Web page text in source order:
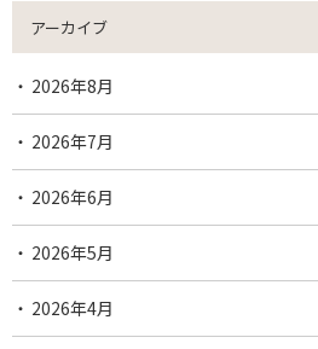
アーカイブ
2026年8月
2026年7月
2026年6月
2026年5月
2026年4月